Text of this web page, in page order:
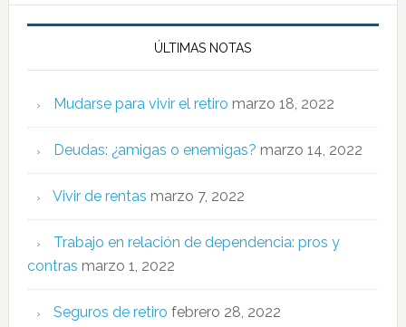
ÚLTIMAS NOTAS
Mudarse para vivir el retiro marzo 18, 2022
Deudas: ¿amigas o enemigas? marzo 14, 2022
Vivir de rentas marzo 7, 2022
Trabajo en relación de dependencia: pros y
contras marzo 1, 2022
Seguros de retiro febrero 28, 2022